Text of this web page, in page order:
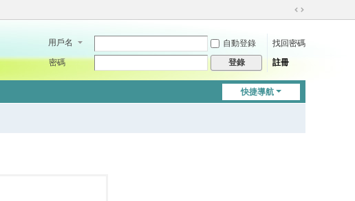
切
到
用戶名 自動登錄
找回密碼
密碼
登錄 註冊
快捷導航